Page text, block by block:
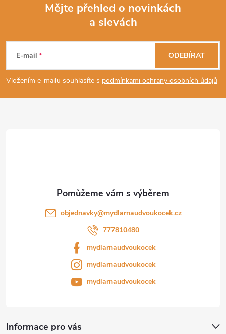
p
Mějte přehled o novinkách
a slevách
E-mail
Vložením e-mailu souhlasíte s podmínkami ochrany osobních údajů
ODEBÍRAT
objednavky@mydlarnaudvoukocek.cz
777810480
mydlarnaudvoukocek
mydlarnaudvoukocek
mydlarnaudvoukocek
Informace pro vás